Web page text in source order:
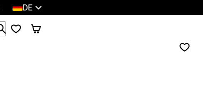
DE
Durchsuche 1 000+ Produkte